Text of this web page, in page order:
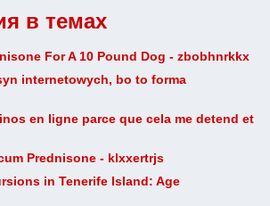
в темах
For A 10 Pound Dog - zbobhnrkkx
internetowych, bo to forma
en ligne parce que cela me detend et
Prednisone - klxxertrjs
in Tenerife Island: Age